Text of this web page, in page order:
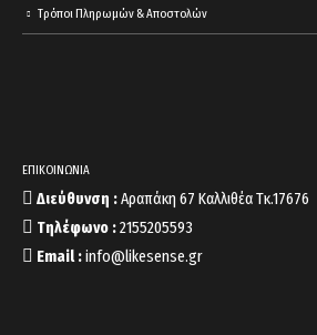
Τρόποι Πληρωμών & Αποστολών
ΕΠΙΚΟΙΝΩΝΙΑ
Διεύθυνση :Αραπάκη 67 Καλλιθέα Τκ.17676
Τηλέφωνο :2155205593
Email :info@likesense.gr